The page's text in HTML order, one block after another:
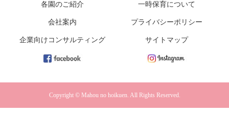
各園のご紹介 一時保育について
会社案内 プライバシーポリシー
企業向けコンサルティング サイトマップ
Copyright © Mahou no hoikuen. All Rights Reserved.